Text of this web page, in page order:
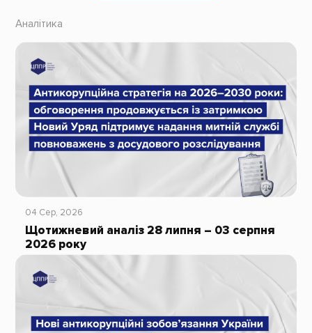
Аналітика
04 Сер, 2026
Щотижневий аналіз 28 липня – 03 серпня
2026 року